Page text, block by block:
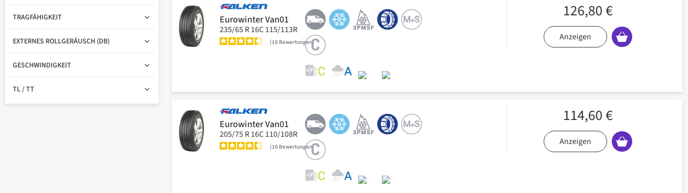
Eurowinter Van01
235/65 R 16C 115/113R
16 Bewertungen
126,80 €
Anzeigen
Eurowinter Van01
205/75 R 16C 110/108R
16 Bewertungen
114,60 €
Anzeigen
TRAGFÄHIGKEIT
EXTERNES ROLLGERÄUSCH (DB)
GESCHWINDIGKEIT
TL / TT